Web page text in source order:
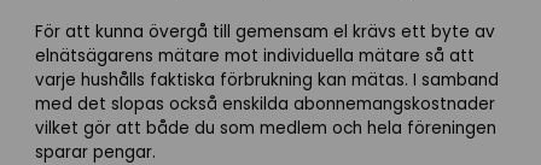
För att kunna övergå till gemensam el krävs ett byte av
elnätsägarens mätare mot individuella mätare så att
varje hushålls faktiska förbrukning kan mätas. I samband
med det slopas också enskilda abonnemangskostnader
vilket gör att både du som medlem och hela föreningen
sparar pengar.